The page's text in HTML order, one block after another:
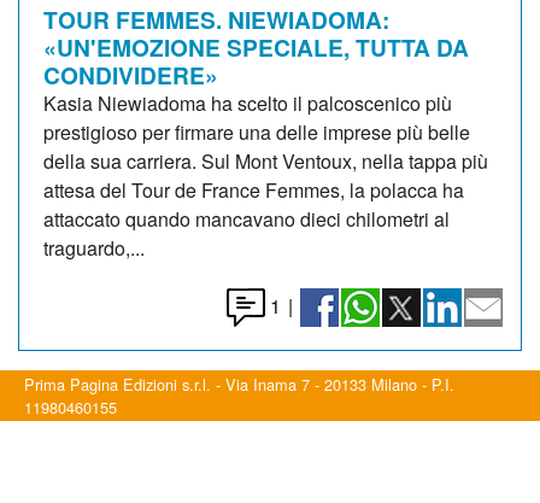
TOUR FEMMES. NIEWIADOMA:
«UN'EMOZIONE SPECIALE, TUTTA DA
CONDIVIDERE»
Kasia Niewiadoma ha scelto il palcoscenico più
prestigioso per firmare una delle imprese più belle
della sua carriera. Sul Mont Ventoux, nella tappa più
attesa del Tour de France Femmes, la polacca ha
attaccato quando mancavano dieci chilometri al
traguardo,...
1 |
Prima Pagina Edizioni s.r.l. - Via Inama 7 - 20133 Milano - P.I.
11980460155